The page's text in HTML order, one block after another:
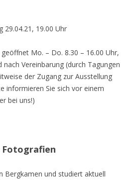
29.04.21, 19.00 Uhr
geöffnet Mo. – Do. 8.30 – 16.00 Uhr,
nach Vereinbarung (durch Tagungen
der Zugang zur Ausstellung
informieren Sie sich vor einem
bei uns!)
Fotografien
Bergkamen und studiert aktuell